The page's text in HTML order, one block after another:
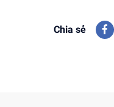
Chia sẻ